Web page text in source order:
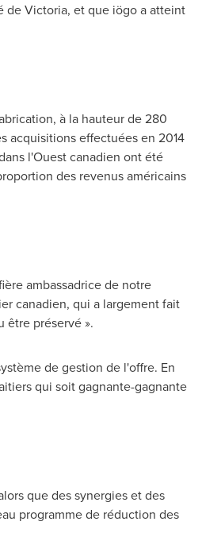
deVictoria, et que iögo a atteint
à la hauteur de 280
acquisitions effectuées en 2014
l'Ouest canadien ont été
des revenus américains
ambassadrice de notre
canadien, qui a largement fait
être préservé ».
de gestion de l'offre. En
qui soit gagnante-gagnante
que des synergies et des
programme de réduction des